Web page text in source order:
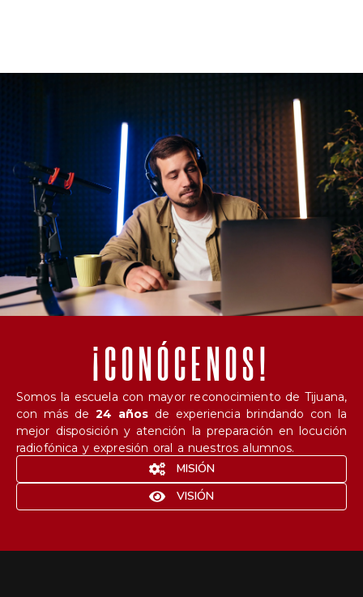
¡CONÓCENOS!
Somos la escuela con mayor reconocimiento de Tijuana,
con más de 24 años de experiencia brindando con la
mejor disposición y atención la preparación en locución
radiofónica y expresión oral a nuestros alumnos.
MISIÓN
VISIÓN